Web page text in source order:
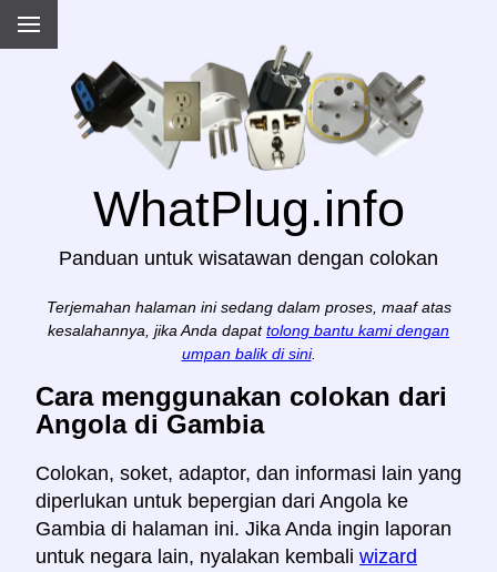
WhatPlug.info
Panduan untuk wisatawan dengan colokan
Terjemahan halaman ini sedang dalam proses, maaf atas
kesalahannya, jika Anda dapat tolong bantu kami dengan
umpan balik di sini.
Cara menggunakan colokan dari
Angola di Gambia
Colokan, soket, adaptor, dan informasi lain yang
diperlukan untuk bepergian dari Angola ke
Gambia di halaman ini. Jika Anda ingin laporan
untuk negara lain, nyalakan kembali wizard